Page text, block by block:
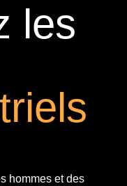
les
hommes et des